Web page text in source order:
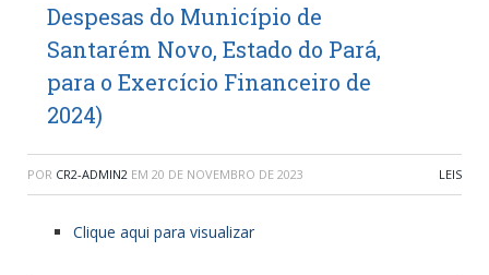
Despesas do Município de
Santarém Novo, Estado do Pará,
para o Exercício Financeiro de
2024)
POR CR2-ADMIN2 EM 20 DE NOVEMBRO DE 2023 LEIS
Clique aqui para visualizar